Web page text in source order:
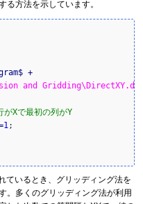
る方法を示しています。
$ +
and
Xで最初の列がY
1
ているとき、グリッディング法を
。多くのグリッディング法が利用